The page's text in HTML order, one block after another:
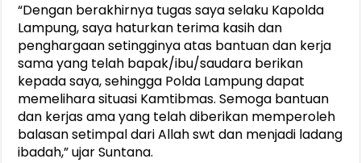
“Dengan berakhirnya tugas saya selaku Kapolda
Lampung, saya haturkan terima kasih dan
penghargaan setingginya atas bantuan dan kerja
sama yang telah bapak/ibu/saudara berikan
kepada saya, sehingga Polda Lampung dapat
memelihara situasi Kamtibmas. Semoga bantuan
dan kerjas ama yang telah diberikan memperoleh
balasan setimpal dari Allah swt dan menjadi ladang
ibadah,” ujar Suntana.